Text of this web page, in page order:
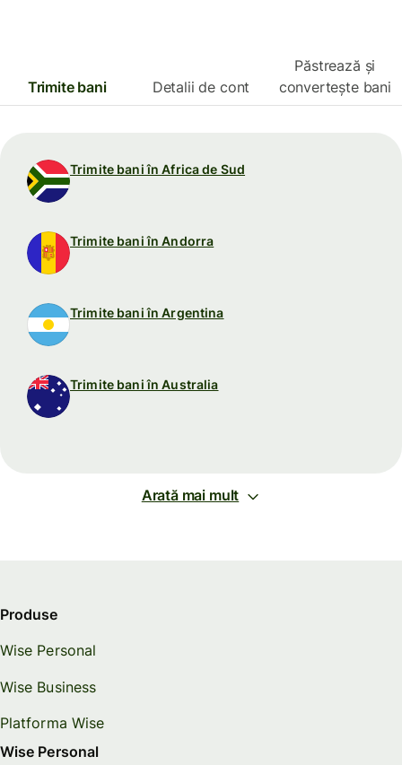
Trimite bani Detalii de cont
Păstrează și
convertește bani
Trimite bani în Africa de Sud
Trimite bani în Andorra
Trimite bani în Argentina
Trimite bani în Australia
Arată mai mult
Produse
Wise Personal
Wise Business
Platforma Wise
Wise Personal